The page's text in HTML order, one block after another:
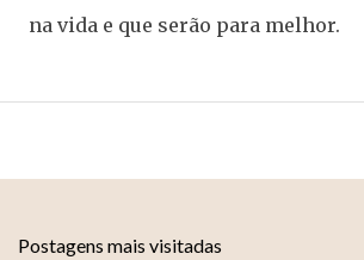
na vida e que serão para melhor.
Postagens mais visitadas